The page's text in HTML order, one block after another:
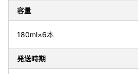
容量
180ml×6本
発送時期